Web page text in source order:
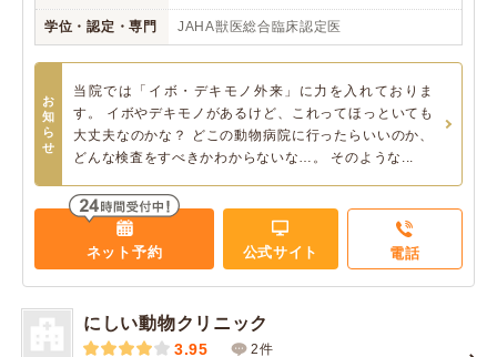
学位・認定・専門 JAHA獣医総合臨床認定医
お
知
ら
せ
当院では「イボ・デキモノ外来」に力を入れておりま
す。 イボやデキモノがあるけど、これってほっといても
大丈夫なのかな？ どこの動物病院に行ったらいいのか、
どんな検査をすべきかわからないな…。 そのような...
ネット予約 公式サイト 電話
にしい動物クリニック
3.95 2件